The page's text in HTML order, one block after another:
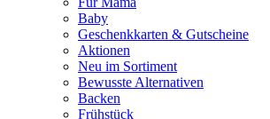
Baby
Geschenkkarten & Gutscheine
Aktionen
Neu im Sortiment
Bewusste Alternativen
Backen
Frühstück